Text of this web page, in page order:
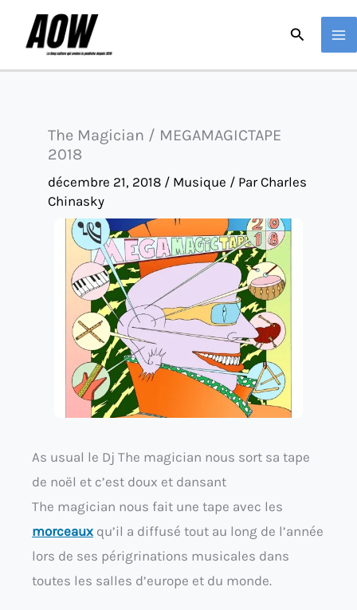
The Magician / MEGAMAGICTAPE
2018
décembre 21, 2018 / Musique / ParCharles
Chinasky
As usual le Dj The magician nous sort sa tape
de noël et c’est doux et dansant
The magician nous fait une tape avec les
morceaux qu’il a diffusé tout au long de l’année
lors de ses périgrinations musicales dans
toutes les salles d’europe et du monde.